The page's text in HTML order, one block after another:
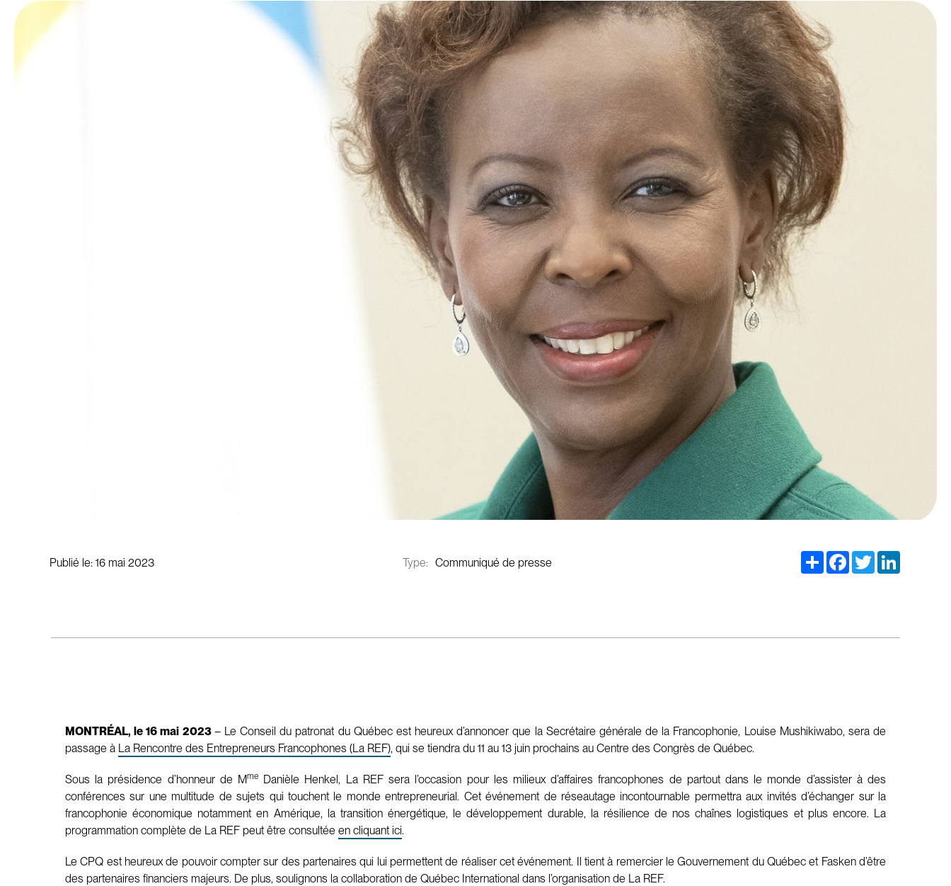
Publié le: 16 mai 2023 Type: Communiqué de presse Share Facebook
Twitter
MONTRÉAL, le 16 mai 2023 – Le Conseil du patronat du Québec est heureux d’annoncer que la Secrétaire générale de la Francophonie, Louise Mushikiwabo, sera de
passage à La Rencontre des Entrepreneurs Francophones (La REF), qui se tiendra du 11 au 13 juin prochains au Centre des Congrès de Québec.
Sous la présidence d’honneur de Mme
Danièle Henkel, La REF sera l’occasion pour les milieux d’affaires francophones de partout dans le monde d’assister à des
conférences sur une multitude de sujets qui touchent le monde entrepreneurial. Cet événement de réseautage incontournable permettra aux invités d’échanger sur la
francophonie économique notamment en Amérique, la transition énergétique, le développement durable, la résilience de nos chaînes logistiques et plus encore. La
programmation complète de La REF peut être consultée en cliquant ici.
Le CPQ est heureux de pouvoir compter sur des partenaires qui lui permettent de réaliser cet événement. Il tient à remercier le Gouvernement du Québec et Fasken d’être
des partenaires financiers majeurs. De plus, soulignons la collaboration de Québec International dans l’organisation de La REF.